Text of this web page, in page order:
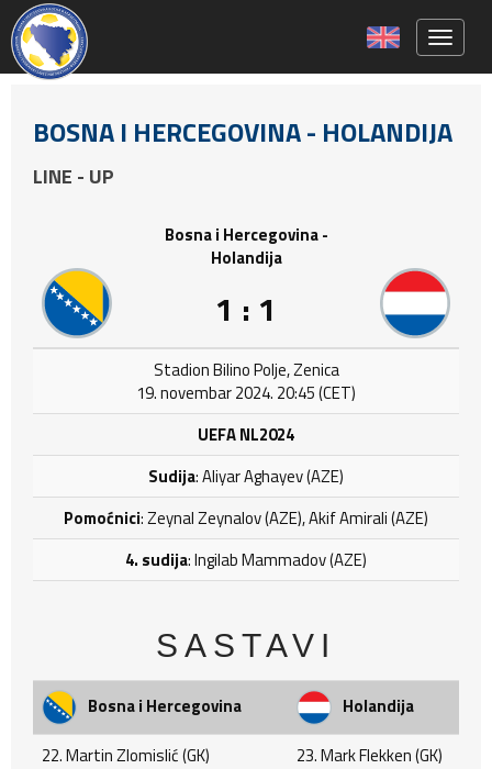
BOSNA I HERCEGOVINA - HOLANDIJA
LINE - UP
Bosna i Hercegovina -
Holandija
1 : 1
Stadion Bilino Polje, Zenica
19. novembar 2024. 20:45 (CET)
UEFA NL2024
Sudija: Aliyar Aghayev (AZE)
Pomoćnici: Zeynal Zeynalov (AZE), Akif Amirali (AZE)
4. sudija: Ingilab Mammadov (AZE)
SASTAVI
Bosna i Hercegovina
Holandija
22. Martin Zlomislić (GK)
23. Mark Flekken (GK)